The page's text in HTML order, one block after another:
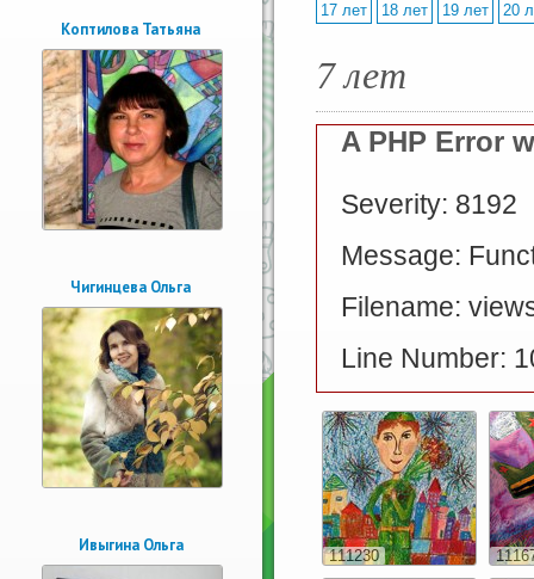
Коптилова Татьяна
Чигинцева Ольга
Ивыгина Ольга
17 лет
18 лет 19 лет 20
7 лет
A PHP Error
Severity: 8192
Message:
Filename:
Line Number:
111230